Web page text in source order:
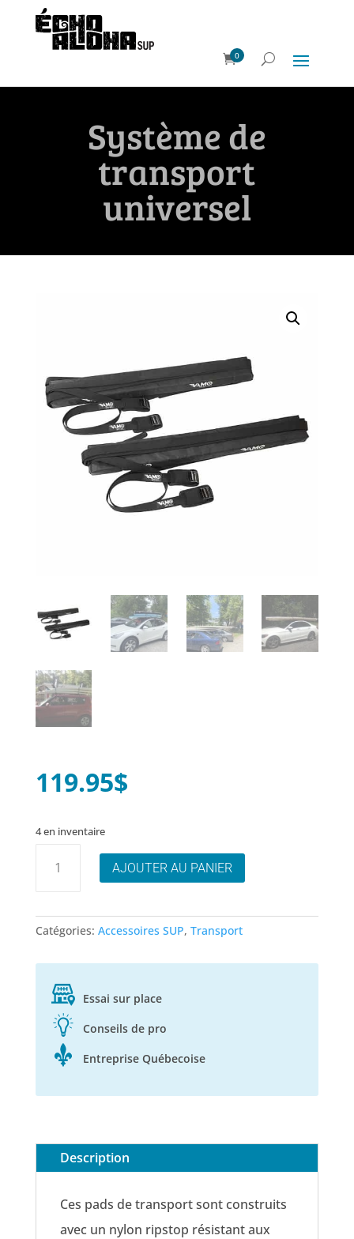
0
Système de
transport
universel
119.95$
4 en inventaire
transport
AJOUTER AU PANIER
Catégories: Accessoires SUP, Transport
Essai sur place
Conseils de pro
Entreprise Québecoise
Description
Ces pads de transport sont construits
avec un nylon ripstop résistant aux